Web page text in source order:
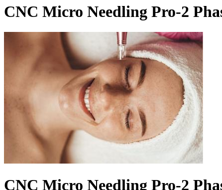
CNC Micro Needling Pro-2
CNC Micro Needling Pro-2